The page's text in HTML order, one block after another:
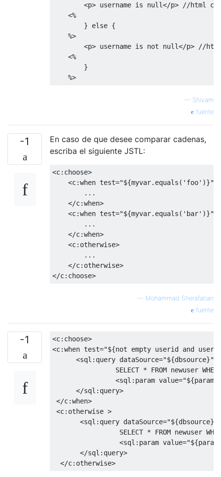
<p> username is null</p> //html
<%
}
else {
    %>
<p> username is not null</p> //
<%
}
    %>
— Shivam
fuente
-1
En caso de que desee comparar cadenas,
escriba el siguiente JSTL:
<c:choose>
<c:when test="${myvar.equals('foo')}"
        ...
</c:when>
<c:when test="${myvar.equals('bar')}"
        ...
</c:when>
<c:otherwise>
        ...
</c:otherwise>
</c:choose>
— Mohammad Sherafatian
fuente
-1
<c:choose>
<c:when test="${not empty userid and
<sql:query dataSource="${dbsource}"
SELECT * FROM newuser
<sql:param value=
</sql:query>
</c:when>
<c:otherwise >
<sql:query dataSource="${dbsource}"
SELECT * FROM newuser
<sql:param value=
</sql:query>
</c:otherwise>